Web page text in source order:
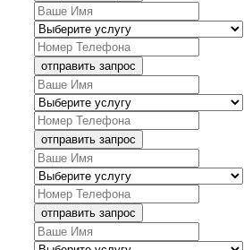
отправить запрос
отправить запрос
отправить запрос